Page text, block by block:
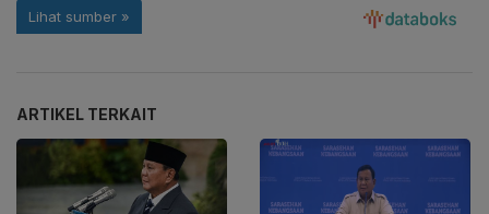
ARTIKEL TERKAIT